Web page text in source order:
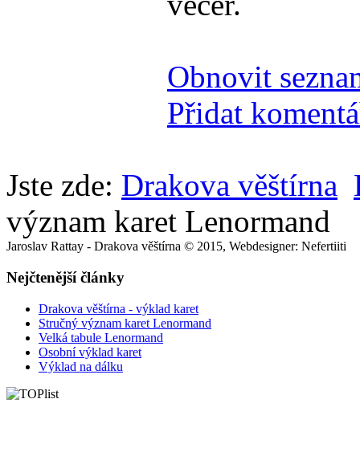
Obnovit
Přidat
Jste zde: Drakova věštírna
význam karet Lenormand
Jaroslav Rattay - Drakova věštírna © 2015, Webdesigner: Nefertiiti
Nejčtenější články
Drakova věštírna - výklad karet
Stručný význam karet Lenormand
Velká tabule Lenormand
Osobní výklad karet
Výklad na dálku